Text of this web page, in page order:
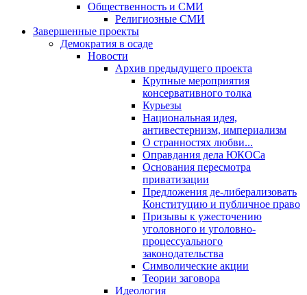
Общественность и СМИ
Религиозные СМИ
Завершенные проекты
Демократия в осаде
Новости
Архив предыдущего проекта
Крупные мероприятия
консервативного толка
Курьезы
Национальная идея,
антивестернизм, империализм
О странностях любви...
Оправдания дела ЮКОСа
Основания пересмотра
приватизации
Предложения де-либерализовать
Конституцию и публичное право
Призывы к ужесточению
уголовного и уголовно-
процессуального
законодательства
Символические акции
Теории заговора
Идеология